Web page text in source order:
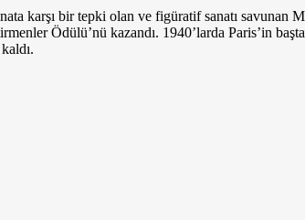
karşı bir tepki olan ve figüratif sanatı
Ödülü’nü kazandı. 1940’larda Paris’in